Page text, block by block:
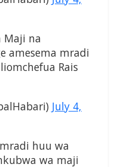
Maji na
amesema mradi
Rais
July 4,
huu wa
wa maji